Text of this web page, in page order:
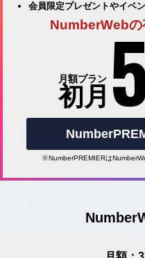
会員限定プレゼントやイベ
NumberWebの
月額プラン
初月
※NumberPREMIERは